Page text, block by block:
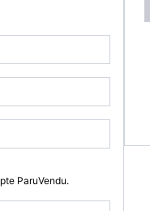
ParuVendu.